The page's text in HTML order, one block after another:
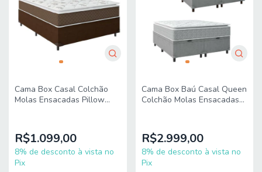
Cama Box Casal Colchão
Molas Ensacadas Pillow
Supor
R$1.099,00
8% de desconto à vista no
Pix
Cama Box Baú Casal Queen
Colchão Molas Ensacadas
Cinza/Branco Umaflex
R$2.999,00
8% de desconto à vista no
Pix